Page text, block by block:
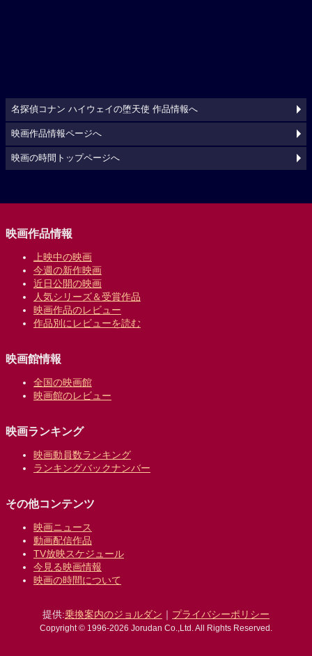
名探偵コナン ハイウェイの堕天使 作品情報へ
映画作品情報ページへ
映画の時間トップページへ
映画作品情報
上映中の映画
今週の新作映画
近日公開の映画
人気シリーズ＆受賞作品
映画作品のレビュー
作品別にレビューを読む
映画館情報
全国の映画館
映画館のレビュー
映画ランキング
映画動員数ランキング
ランキングバックナンバー
その他コンテンツ
映画ニュース
動画配信作品
TV放映スケジュール
今見る映画情報
映画の時間について
提供:乗換案内のジョルダン ｜ プライバシーポリシー
Copyright © 1996-2026 Jorudan Co.,Ltd. All Rights Reserved.